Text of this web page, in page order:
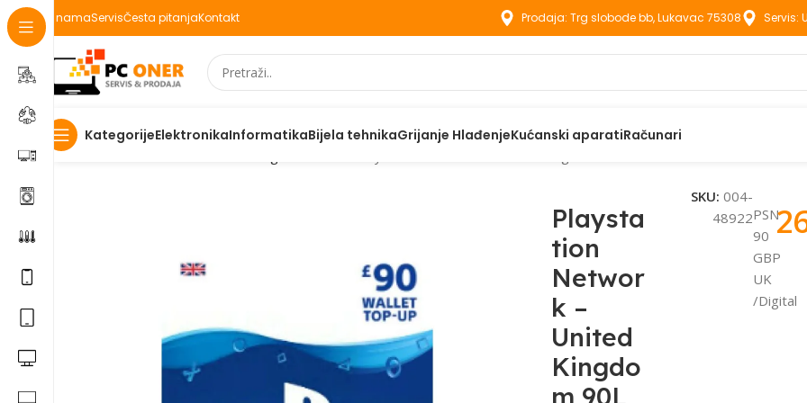
O namaServisČesta pitanjaKontakt Prodaja: Trg slobode bb, Lukavac 75308 Servis:
KategorijeElektronikaInformatikaBijela tehnikaGrijanje HlađenjeKućanski aparatiRačunari
Početna
Playsta
tion
Networ
k –
United
Kingdo
m 90L
SKU: 004-
48922PSN
90
GBP
UK
/Digital